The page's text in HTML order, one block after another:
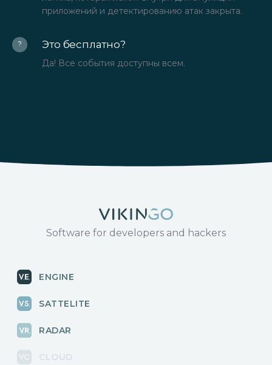
приложений и детектированию атак закрыта.
? Это бесплатно?
Да! Все события доступны всем.
Software for developers and hackers
ENGINE
SATTELITE
RADAR
CLOUD